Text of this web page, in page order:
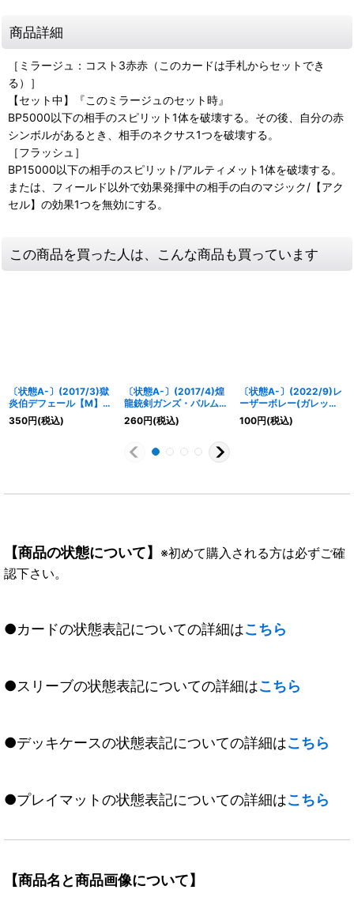
商品詳細
［ミラージュ：コスト3赤赤（このカードは手札からセットでき
る）］
【セット中】『このミラージュのセット時』
BP5000以下の相手のスピリット1体を破壊する。その後、自分の赤
シンボルがあるとき、相手のネクサス1つを破壊する。
［フラッシュ］
BP15000以下の相手のスピリット/アルティメット1体を破壊する。
または、フィールド以外で効果発揮中の相手の白のマジック/【アク
セル】の効果1つを無効にする。
この商品を買った人は、こんな商品も買っています
〔状態A-〕(2017/3)獄
炎伯デフェール【M】
{BS39-007}《赤》
350円(税込)
〔状態A-〕(2017/4)煌
龍銃剣ガンズ・バルムン
ク【R】{SD39-011}
《白》
260円(税込)
〔状態A-〕(2022/9)レ
ーザーボレー(ガレッ
ト・レヴォイラスト)
【C】{BS56-073}
100円(税込)
【商品の状態について】 ※初めて購入される方は必ずご確
認下さい。
●カードの状態表記についての詳細はこちら
●スリーブの状態表記についての詳細はこちら
●デッキケースの状態表記についての詳細はこちら
●プレイマットの状態表記についての詳細はこちら
【商品名と商品画像について】